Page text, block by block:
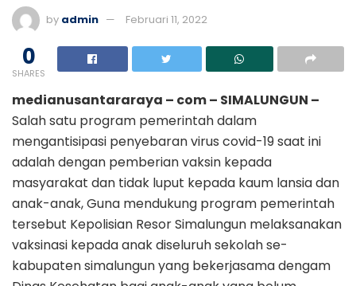
by admin Februari 11, 2022
0
SHARES
medianusantararaya – com – SIMALUNGUN –
Salah satu program pemerintah dalam
mengantisipasi penyebaran virus covid-19 saat ini
adalah dengan pemberian vaksin kepada
masyarakat dan tidak luput kepada kaum lansia dan
anak-anak, Guna mendukung program pemerintah
tersebut Kepolisian Resor Simalungun melaksanakan
vaksinasi kepada anak diseluruh sekolah se-
kabupaten simalungun yang bekerjasama dengam